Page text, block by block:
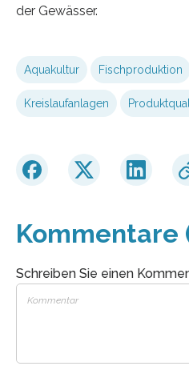
der Gewässer.
Aquakultur Fischproduktion
Kreislaufanlagen
Kommentare
Schreiben Sie einen